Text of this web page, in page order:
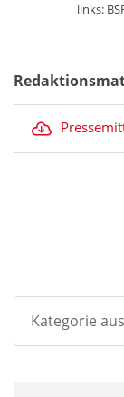
links:
Kategorie